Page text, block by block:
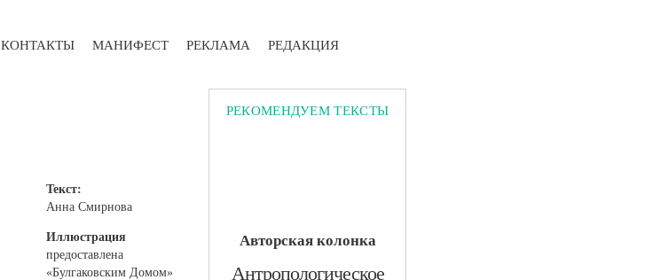
КОНТАКТЫ МАНИФЕСТ РЕКЛАМА РЕДАКЦИЯ
Текст:
Анна Смирнова
Иллюстрация
предоставлена
«Булгаковским Домом»
РЕКОМЕНДУЕМ ТЕКСТЫ
Авторская колонка
​Антропологическое